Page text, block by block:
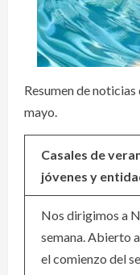
Resumen de noticias
mayo.
Casales de
jóvenes y
Nos dirigimos a
semana. Abierto
el comienzo del